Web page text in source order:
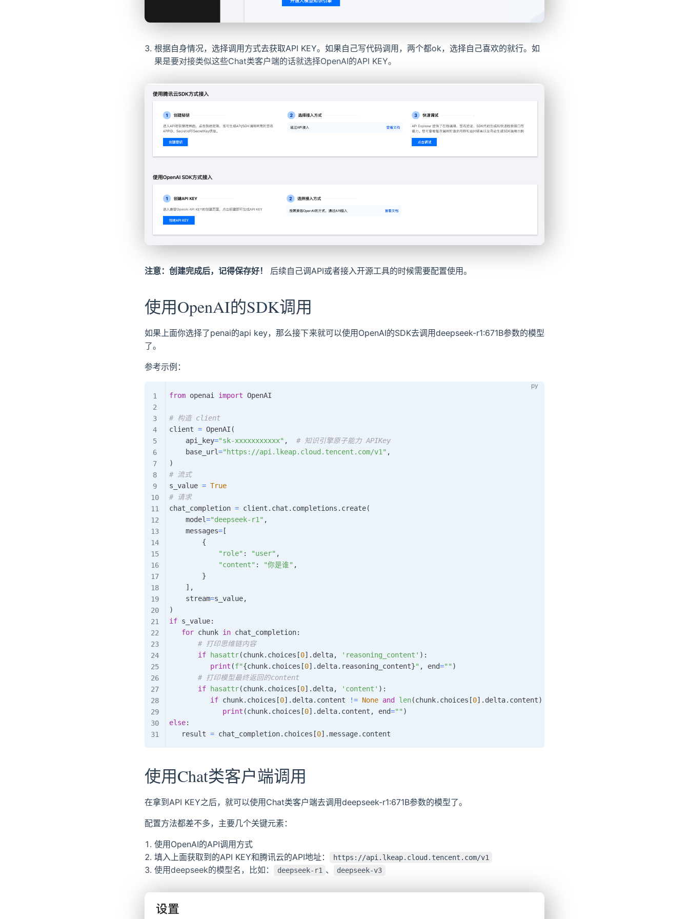
根据自身情况，选择调用方式去获取API KEY。如果自己写代码调用，两个都ok，选择自己喜欢的就行。如
果是要对接类似这些Chat类客户端的话就选择OpenAI的API KEY。
注意：创建完成后，记得保存好！ 后续自己调API或者接入开源工具的时候需要配置使用。
使用OpenAI的SDK调用
如果上面你选择了penai的api key，那么接下来就可以使用OpenAI的SDK去调用deepseek-r1:671B参数的模型
了。
参考示例：
from openai import OpenAI
# 构造 client
client = OpenAI (
    api_key
="sk-xxxxxxxxxxx" ,
# 知识引擎原子能力 APIKey
    base_url
="https://api.lkeap.cloud.tencent.com/v1" ,
)
# 流式
s_value = True
# 请求
chat_completion = client . chat . completions . create(
    model
="deepseek-r1" ,
    messages
= [
{
"role" : "user" ,
"content" : "你是谁" ,
}
] ,
    stream
=s_value,
)
if s_value:
for chunk in chat_completion:
# 打印思维链内容
if
hasattr(chunk. choices [0] . delta, 'reasoning_content' ) :
print (f"{chunk. choices [0] . delta. reasoning_content}" , end="" )
# 打印模型最终返回的content
if
hasattr(chunk. choices [0] . delta, 'content' ) :
if chunk. choices [0] . delta. content != None and len(chunk. choices [0] . delta. content)
print (chunk. choices [0] . delta. content , end="" )
else:
   result
= chat_completion. choices [0] .message.
使用Chat类客户端调用
在拿到API KEY之后，就可以使用Chat类客户端去调用deepseek-r1:671B参数的模型了。
配置方法都差不多，主要几个关键元素：
使用OpenAI的API调用方式
填入上面获取到的API KEY和腾讯云的API地址：
https://api.lkeap.cloud.tencent.com/v1
使用deepseek的模型名，比如： deepseek-r1 、 deepseek-v3